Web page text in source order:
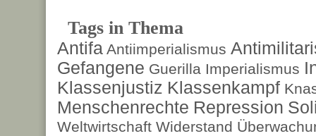
Tags in Thema
Antifa Antiimperialismus
Gefangene Guerilla Imperialismus
Klassenjustiz Klassenkampf
Menschenrechte Repression
Weltwirtschaft Widerstand